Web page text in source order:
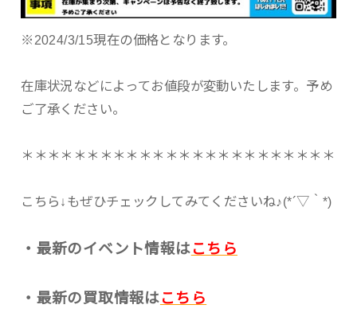
※2024/3/15現在の価格となります。
在庫状況などによってお値段が変動いたします。予め
ご了承ください。
＊＊＊＊＊＊＊＊＊＊＊＊＊＊＊＊＊＊＊＊＊＊＊＊
こちら↓もぜひチェックしてみてくださいね♪(*´▽｀*)
・最新のイベント情報はこちら
・最新の買取情報はこちら